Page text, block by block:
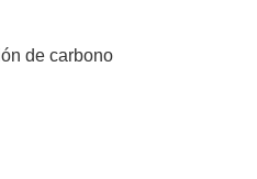
de carbono